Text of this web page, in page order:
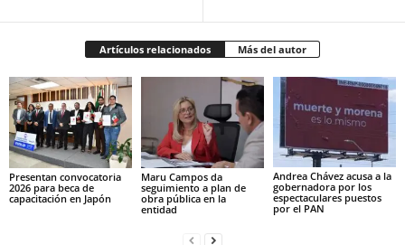
Artículos relacionados Más del autor
Presentan convocatoria
2026 para beca de
capacitación en Japón
Maru Campos da
seguimiento a plan de
obra pública en la
entidad
Andrea Chávez acusa a la
gobernadora por los
espectaculares puestos
por el PAN